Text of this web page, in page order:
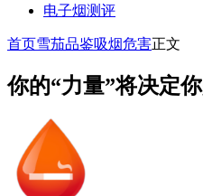
电子烟测评
首页雪茄品鉴吸烟危害正文
你的“力量”将决定